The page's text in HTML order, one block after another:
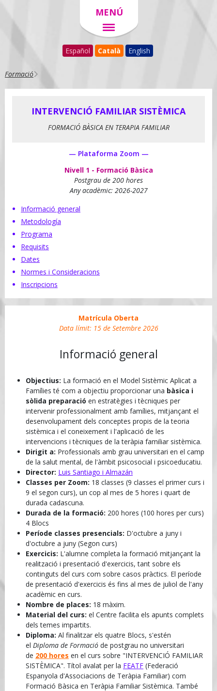
MENÚ
Español Català English
Formació
INTERVENCIÓ FAMILIAR SISTÈMICA
FORMACIÓ BÀSICA EN TERAPIA FAMILIAR
— Plataforma Zoom —
Nivell 1 - Formació Bàsica
Postgrau de 200 hores
Any acadèmic: 2026-2027
Informació general
Metodología
Programa
Requisits
Dates
Normes i Consideracions
Inscripcions
Matrícula Oberta
Data límit: 15 de Setembre 2026
Informació general
Objectius: La formació en el Model Sistèmic Aplicat a
Famílies té com a objectiu proporcionar una bàsica i
sòlida preparació en estratègies i tècniques per
intervenir professionalment amb famílies, mitjançant el
desenvolupament dels conceptes propis de la teoria
sistèmica i el coneixement i l'aplicació de les
intervencions i tècniques de la teràpia familiar sistèmica.
Dirigit a: Professionals amb grau universitari en el camp
de la salut mental, de l'àmbit psicosocial i psicoeducatiu.
Director: Luis Santiago i Almazán
Classes per Zoom: 18 classes (9 classes el primer curs i
9 el segon curs), un cop al mes de 5 hores i quart de
durada cadascuna.
Durada de la formació: 200 hores (100 hores per curs)
4 Blocs
Període classes presencials: D'octubre a juny i
d'octubre a juny (Segon curs)
Exercicis: L'alumne completa la formació mitjançant la
realització i presentació d'exercicis, tant sobre els
continguts del curs com sobre casos pràctics. El període
de presentació d'exercicis és fins al mes de juliol de l'any
acadèmic en curs.
Nombre de places: 18 màxim.
Material del curs: el Centre facilita els apunts complets
dels temes impartits.
Diploma: Al finalitzar els quatre Blocs, s'estén
el Diploma de Formació de postgrau no universitari
de 200 hores en el curs sobre "INTERVENCIÓ FAMILIAR
SISTÈMICA". Títol avalat per la FEATF (Federació
Espanyola d'Associacions de Teràpia Familiar) com
Formació Bàsica en Teràpia Familiar Sistèmica. També